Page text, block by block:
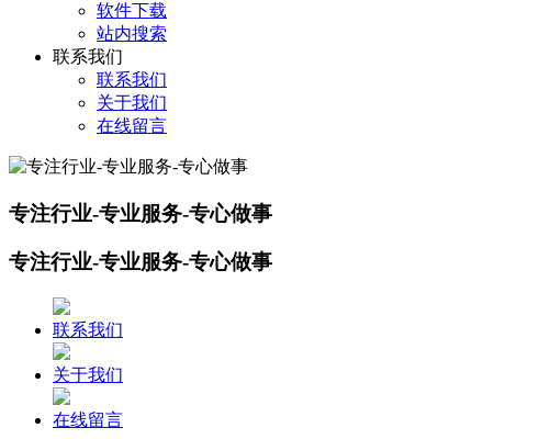
软件下载
站内搜索
联系我们
联系我们
关于我们
在线留言
专注行业-专业服务-专心做事
专注行业-专业服务-专心做事
联系我们
关于我们
在线留言